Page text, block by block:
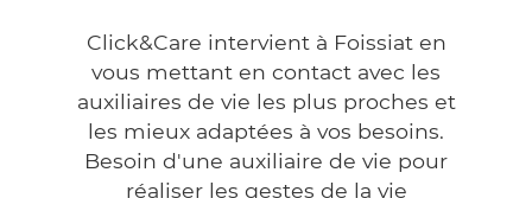
Click&Care intervient à Foissiat en
vous mettant en contact avec les
auxiliaires de vie les plus proches et
les mieux adaptées à vos besoins.
Besoin d'une auxiliaire de vie pour
réaliser les gestes de la vie